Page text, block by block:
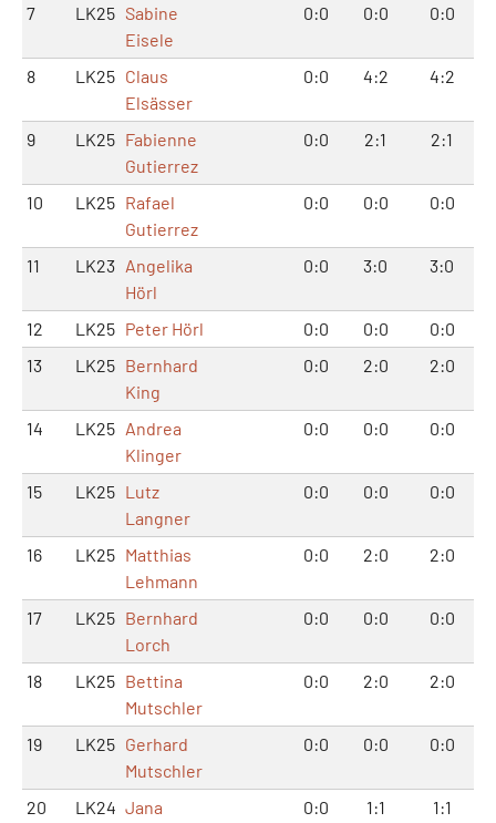
7 LK25 Sabine
Eisele
0:0 0:0 0:0
8 LK25 Claus
Elsässer
0:0 4:2 4:2
9 LK25 Fabienne
Gutierrez
0:0 2:1 2:1
10 LK25 Rafael
Gutierrez
0:0 0:0 0:0
11 LK23 Angelika
Hörl
0:0 3:0 3:0
12 LK25 Peter Hörl 0:0 0:0
0:0
13
LK25 Bernhard
King
0:0 2:0 2:0
14 LK25 Andrea
Klinger
0:0 0:0 0:0
15 LK25 Lutz
Langner
0:0 0:0 0:0
16 LK25 Matthias
Lehmann
0:0 2:0 2:0
17 LK25 Bernhard
Lorch
0:0 0:0 0:0
18 LK25 Bettina
Mutschler
0:0 2:0 2:0
19 LK25 Gerhard
Mutschler
0:0 0:0 0:0
20 LK24 Jana
0:0 1:1 1:1